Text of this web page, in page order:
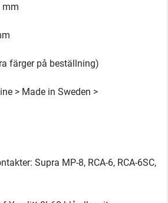
mm
färger på beställning)
> Made in Sweden >
Supra MP-8, RCA-6, RCA-6SC,